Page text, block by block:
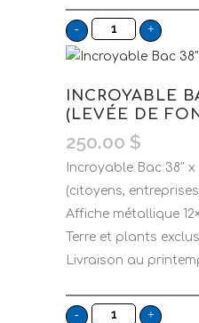
INCROYABLE
(LEVÉE DE
250.00 $
Incroyable Bac 38″
(citoyens,
Affiche métallique
Terre et plants
Livraison au